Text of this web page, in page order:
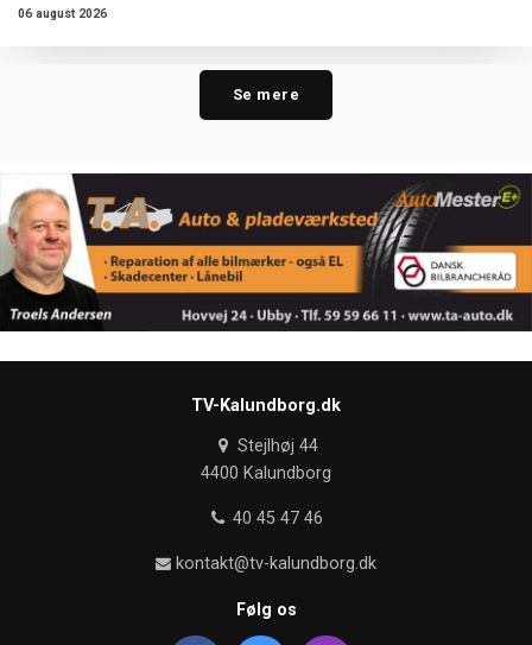
06 august 2026
Se mere
TV-Kalundborg.dk
Stejlhøj 44
4400 Kalundborg
40 45 47 46
kontakt@tv-kalundborg.dk
Følg os